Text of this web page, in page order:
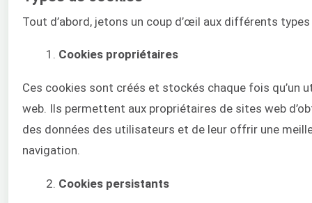
Tout d’abord, jetons un coup d’œil aux différents
Cookies propriétaires
Ces cookies sont créés et stockés chaque fois qu’un
web. Ils permettent aux propriétaires de sites web
des données des utilisateurs et de leur offrir une
navigation.
Cookies persistants